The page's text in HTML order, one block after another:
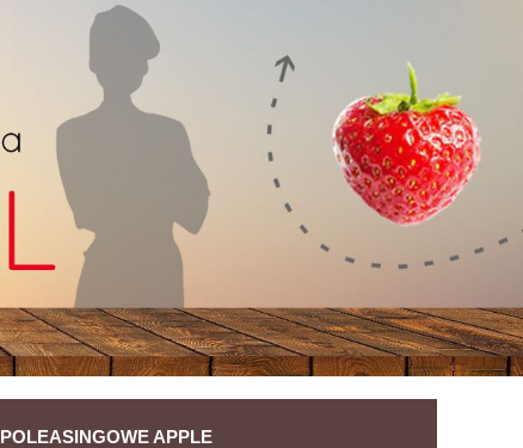
POLEASINGOWE APPLE